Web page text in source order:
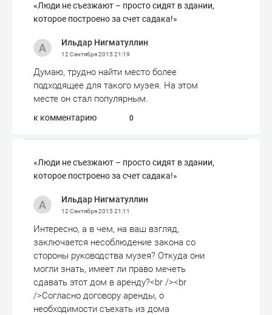
«Люди не съезжают – просто сидят в здании,
которое построено за счет садака!»
Ильдар Нигматуллин
12 Сентября 201521:19
Думаю, трудно найти место более
подходящее для такого музея. На этом
месте он стал популярным.
к комментарию 0
«Люди не съезжают – просто сидят в здании,
которое построено за счет садака!»
Ильдар Нигматуллин
12 Сентября 201521:11
Интересно, а в чем, на ваш взгляд,
заключается несоблюдение закона со
стороны руководства музея? Откуда они
могли знать, имеет ли право мечеть
сдавать этот дом в аренду?<br /><br
/>Согласно договору аренды, о
необходимости съехать из дома